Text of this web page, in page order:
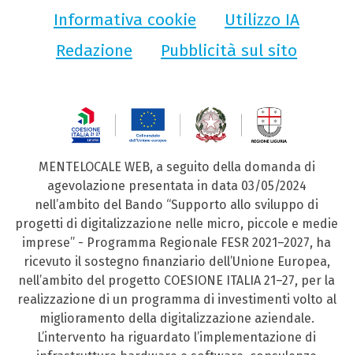
Informativa cookie
Utilizzo IA
Redazione
Pubblicità sul sito
MENTELOCALE WEB, a seguito della domanda di
agevolazione presentata in data 03/05/2024
nell’ambito del Bando “Supporto allo sviluppo di
progetti di digitalizzazione nelle micro, piccole e medie
imprese” - Programma Regionale FESR 2021–2027, ha
ricevuto il sostegno finanziario dell’Unione Europea,
nell’ambito del progetto COESIONE ITALIA 21–27, per la
realizzazione di un programma di investimenti volto al
miglioramento della digitalizzazione aziendale.
L’intervento ha riguardato l’implementazione di